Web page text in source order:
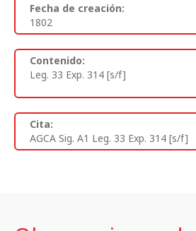
Fecha de creación:
1802
Contenido:
Leg. 33 Exp. 314 [s/f]
Cita:
AGCA Sig. A1 Leg. 33 Exp. 314 [s/f]